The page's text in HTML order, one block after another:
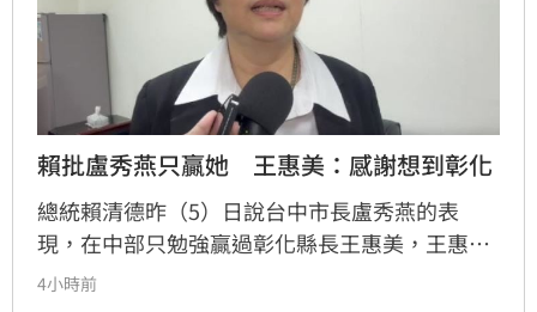
賴批盧秀燕只贏她　王惠美：感謝想到彰化
總統賴清德昨（5）日說台中市長盧秀燕的表
現，在中部只勉強贏過彰化縣長王惠美，王惠美
早上有回應、不過語氣酸溜溜。
4小時前